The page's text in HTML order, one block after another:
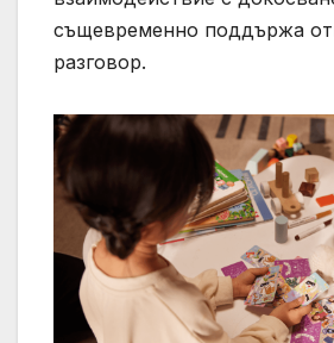
същевременно поддържа
разговор.